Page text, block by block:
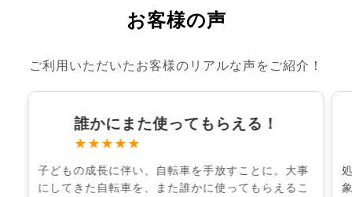
お客様の声
ご利用いただいたお客様のリアルな声をご紹介！
誰かにまた使ってもらえる！
★★★★★
子どもの成長に伴い、自転車を手放すことに。大事
にしてきた自転車を、また誰かに使ってもらえるこ